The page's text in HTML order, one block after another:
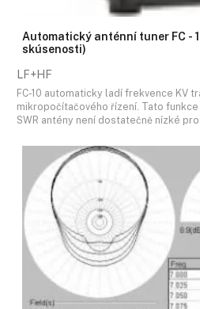
Automatický anténní tuner FC -
skúsenosti)
LF+HF
FC-10 automaticky ladí frekvence KV
mikropočítačového řízení. Tato
SWR antény není dostatečně nízké